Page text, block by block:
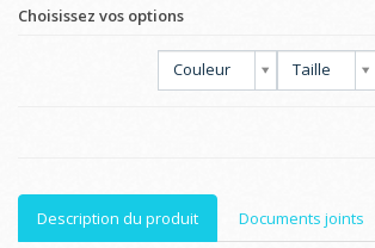
Choisissez vos options
Couleur Taille
Description du produit
Documents joints